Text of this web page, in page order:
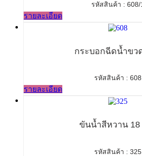
รหัสสินค้า : 608/
รายละเอียด
กระบอกฉีดน้ำขว
รหัสสินค้า : 608
รายละเอียด
ขันน้ำสีหวาน
รหัสสินค้า : 325